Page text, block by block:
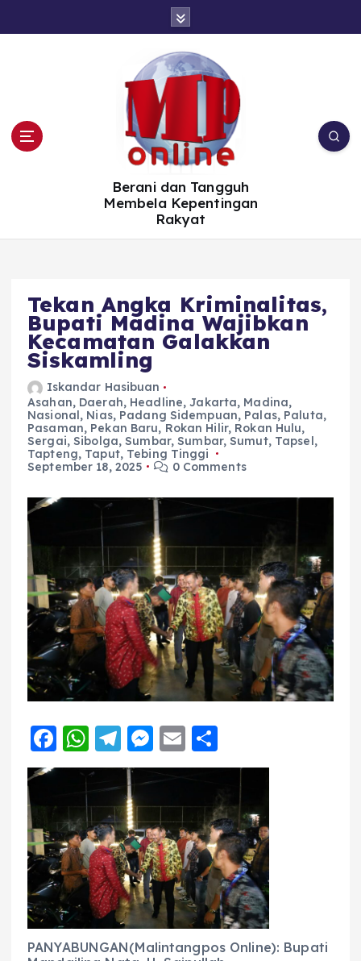
Berani dan Tangguh
Membela Kepentingan
Rakyat
Tekan Angka Kriminalitas,
Bupati Madina Wajibkan
Kecamatan Galakkan
Siskamling
Iskandar Hasibuan
Asahan, Daerah, Headline,Jakarta, Madina,
Nasional, Nias, Padang Sidempuan, Palas, Paluta,
Pasaman, Pekan Baru, Rokan Hilir, Rokan Hulu,
Sergai,Sibolga,Sumbar,Sumbar,Sumut, Tapsel,
Tapteng, Taput, Tebing Tinggi
September 18, 2025
0 Comments
F
a
e
b
o
o
k
W
h
a
ts
A
p
p
T
el
e
g
r
a
m
M
e
e
n
g
er
E
m
l
h
a
re
PANYABUNGAN(Malintangpos Online): Bupati